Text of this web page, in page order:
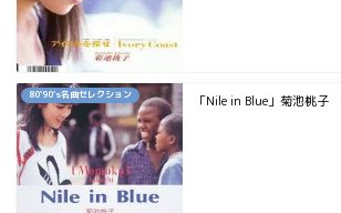
80`90's名曲セレクション 「Nile in Blue」菊池桃子